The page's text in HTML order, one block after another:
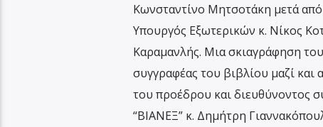
Κωνσταντίνο Μητσοτάκη μετά
Υπουργός Εξωτερικών κ. Νίκος
Καραμανλής. Μια σκιαγράφηση
συγγραφέας του βιβλίου μαζί και
του προέδρου και διευθύνοντος
“ΒΙΑΝΕΞ” κ. Δημήτρη